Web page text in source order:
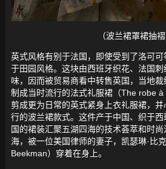
（波兰裙罩裙抽褶
英式风格有别于法国，即使受到了洛可
于田园风格。这块由西班牙织花、法国
味，因而被贸易商看中转售英国，当地
制成当时流行的法式礼服裙（The robe
剪成更为日常的英式紧身上衣礼服裙，
行的波兰裙款式。这件产于中国、织于
国的裙装汇聚五湖四海的技术荟萃和时
海，被一位美国律师的妻子，凯瑟琳·比
Beekman）穿着在身上。